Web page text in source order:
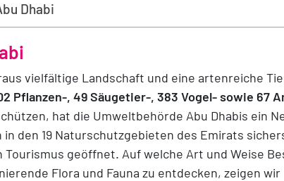
Dhabi
vielfältige Landschaft und eine artenreiche
Pflanzen-, 49 Säugetier-, 383 Vogel- sowie 67
hat die Umweltbehörde Abu Dhabis ein
den 19 Naturschutzgebieten des Emirats
geöffnet. Auf welche Art und Weise
Flora und Fauna zu entdecken, zeigen wir